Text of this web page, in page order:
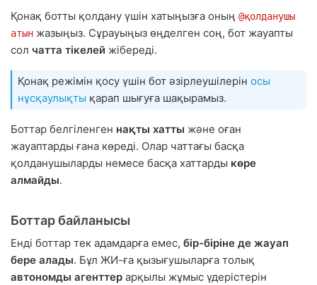
Қонақ ботты қолдану үшін хатыңызға оның @қолданушы
атын жазыңыз. Сұрауыңыз өңделген соң, бот жауапты
сол чатта тікелей жібереді.
Қонақ режімін қосу үшін бот әзірлеушілерін осы
нұсқаулықты қарап шығуға шақырамыз.
Боттар белгіленген нақты хатты және оған
жауаптарды ғана көреді. Олар чаттағы басқа
қолданушыларды немесе басқа хаттарды көре
алмайды.
Боттар байланысы
Енді боттар тек адамдарға емес, бір-біріне де жауап
бере алады. Бұл ЖИ-ға қызығушыларға толық
автономды агенттер арқылы жұмыс үдерістерін